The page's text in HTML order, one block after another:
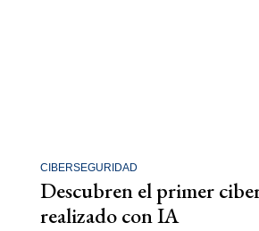
CIBERSEGURIDAD
Descubren el primer
realizado con IA